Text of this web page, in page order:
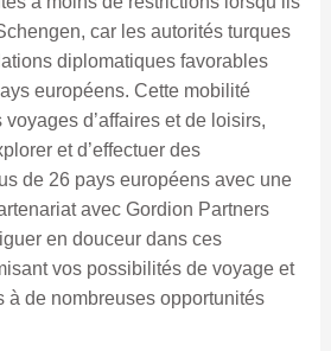
car les autorités turques
diplomatiques favorables
européens. Cette mobilité
d’affaires et de loisirs,
et d’effectuer des
de 26 pays européens avec une
avec Gordion Partners
en douceur dans ces
vos possibilités de voyage et
à de nombreuses opportunités